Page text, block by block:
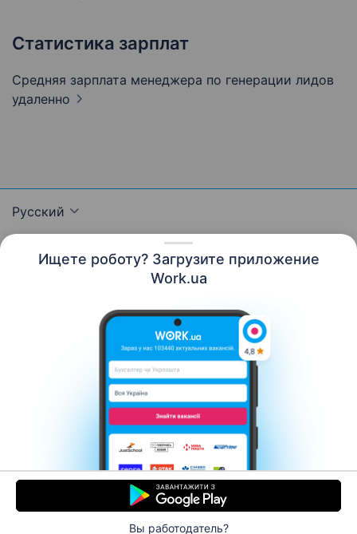
Ищете роботу? Загрузите приложение
Work.ua
Вы работодатель?
Статистика зарплат
Средняя зарплата менеджера по генерации лидов
удаленно
Русский
Контакты О нас
Карьера
Новости Work.ua
Помощь
Условия использования
Работодателю
© 2006–2026 Work.ua. Сервис поиска работы №1 в